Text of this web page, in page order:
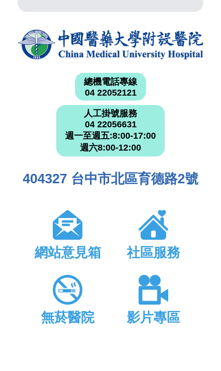
總機電話專線
04 22052121
人工掛號服務
04 22056631
週一至週五:8:00-17:00
週六8:00-12:00
404327 台中市北區育德路2號
網站意見箱 社區服務
無菸醫院 影片專區